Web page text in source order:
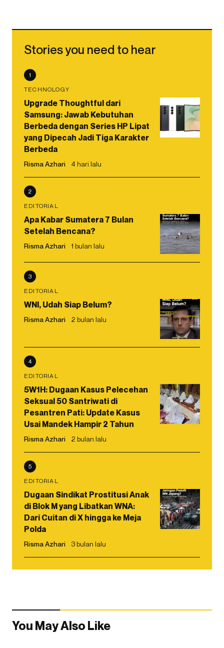
Stories you need to hear
1
TECHNOLOGY
Upgrade Thoughtful dari
Samsung: Jawab Kebutuhan
Berbeda dengan Series HP Lipat
yang Dipecah Jadi Tiga Karakter
Berbeda
Risma Azhari 4 hari lalu
2
EDITORIAL
Apa Kabar Sumatera 7 Bulan
Setelah Bencana?
Risma Azhari 1 bulan lalu
3
EDITORIAL
WNI, Udah Siap Belum?
Risma Azhari 2 bulan lalu
4
EDITORIAL
5W1H: Dugaan Kasus Pelecehan
Seksual 50 Santriwati di
Pesantren Pati: Update Kasus
Usai Mandek Hampir 2 Tahun
Risma Azhari 2 bulan lalu
5
EDITORIAL
Dugaan Sindikat Prostitusi Anak
di Blok M yang Libatkan WNA:
Dari Cuitan di X hingga ke Meja
Polda
Risma Azhari 3 bulan lalu
You May Also Like